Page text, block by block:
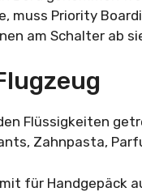
Priority
am Schalter ab
Flüssigkeiten
Zahnpasta,
für Handgepäck